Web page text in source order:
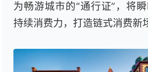
为畅游城市的“通行证”，将
持续消费力，打造链式消费新